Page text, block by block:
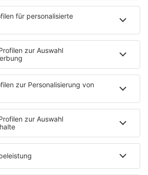
zwischen
und